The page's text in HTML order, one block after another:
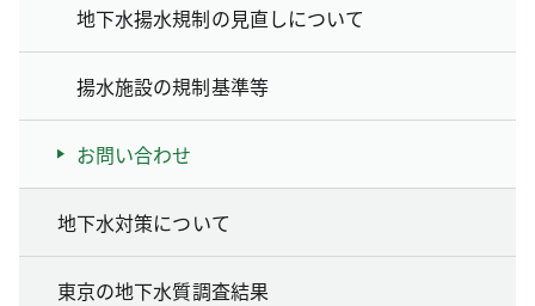
地下水揚水規制の見直しについて
揚水施設の規制基準等
お問い合わせ
地下水対策について
東京の地下水質調査結果